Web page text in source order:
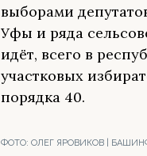
выборами
Уфы и ряда
идёт, всего в
участковых
порядка 40.
ФОТО: ОЛЕГ ЯРОВИКОВ |